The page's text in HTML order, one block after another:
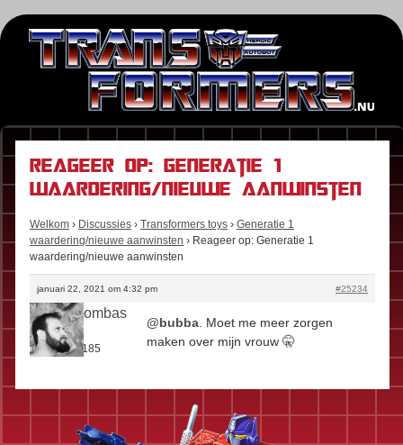
Reageer op: Generatie 1
waardering/nieuwe aanwinsten
Welkom › Discussies › Transformers toys › Generatie 1
waardering/nieuwe aanwinsten › Reageer op: Generatie 1
waardering/nieuwe aanwinsten
januari 22, 2021 om 4:32 pm #25234
Boomboombas
Rol:Fan
Berichten: 185
@bubba. Moet me meer zorgen
maken over mijn vrouw 🤫